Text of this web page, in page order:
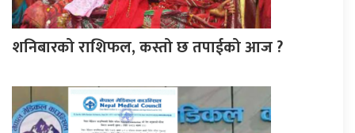
शनिबारको राशिफल, कस्तो छ तपाईको आज ?